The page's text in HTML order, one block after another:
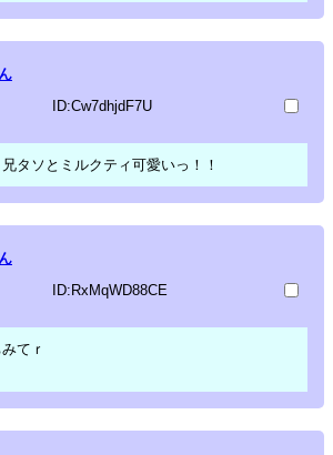
ID:Cw7dhjdF7U
タソとミルクティ可愛いっ！！
ID:RxMqWD88CE
てｒ